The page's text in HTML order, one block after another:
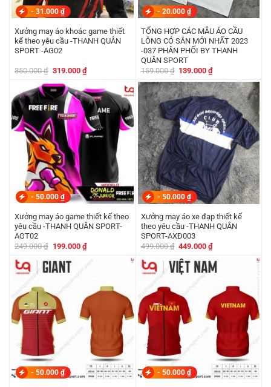
- 31.000 ₫
Xưởng may áo khoác game thiết
kế theo yêu cầu -THANH QUÂN
SPORT -AG02
350.000₫ Giá
là:
350.000 ₫.
319.000 ₫Giá
hiện
là:
319.000 ₫.
- 20.000 ₫
TỔNG HỢP CÁC MẪU ÁO CẦU
LÔNG CÓ SẴN MỚI NHẤT 2023
-037 PHÂN PHỐI BY THANH
QUÂN SPORT
159.000₫ Giá
là:
159.000 ₫.
139.000₫Giá
tại
là:
139.000 ₫.
- 50.000 ₫
Xưởng may áo game thiết kế theo
yêu cầu -THANH QUÂN SPORT-
AGT02
249.000₫ Giá
là:
249.000 ₫.
199.000 ₫Giá
hiện
- 50.000 ₫
Xưởng may áo xe đạp thiết kế
theo yêu cầu -THANH QUÂN
SPORT-AXĐ003
499.000₫ Giá
là:
499.000 ₫.
449.000₫Giá
tại
là:
449.000 ₫.
- 50.000 ₫ - 50.000 ₫